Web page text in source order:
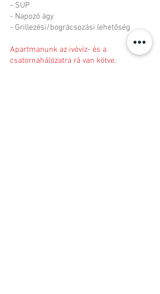
- SUP
- Napozó ágy
- Grillezési/bográcsozási lehetőség
Apartmanunk az ivóvíz- és a
csatornahálózatra rá van kötve.​